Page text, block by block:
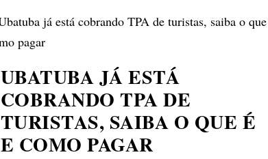
UBATUBA JÁ ESTÁ
COBRANDO TPA DE
TURISTAS, SAIBA O QUE É
E COMO PAGAR